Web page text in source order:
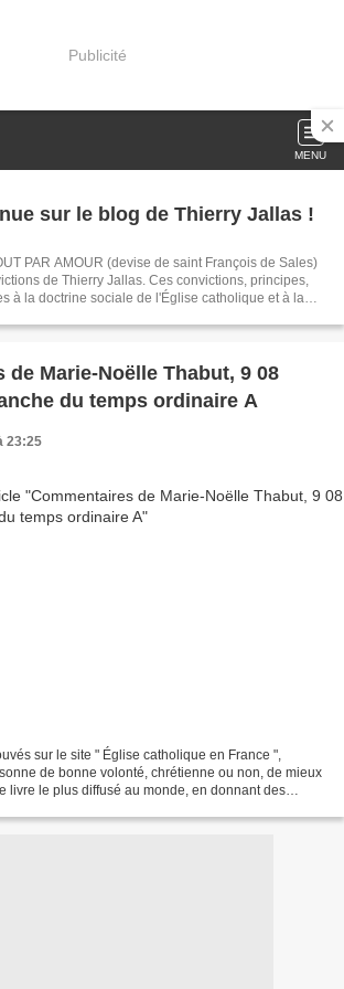
Publicité
MENU
sur le blog de Thierry Jallas !
PAR AMOUR (devise de saint François de Sales)
de Thierry Jallas. Ces convictions, principes,
à la doctrine sociale de l'Église catholique et à la
de Marie-Noëlle Thabut, 9 08
du temps ordinaire A
23:25
sur le site " Église catholique en France ",
de bonne volonté, chrétienne ou non, de mieux
livre le plus diffusé au monde, en donnant des